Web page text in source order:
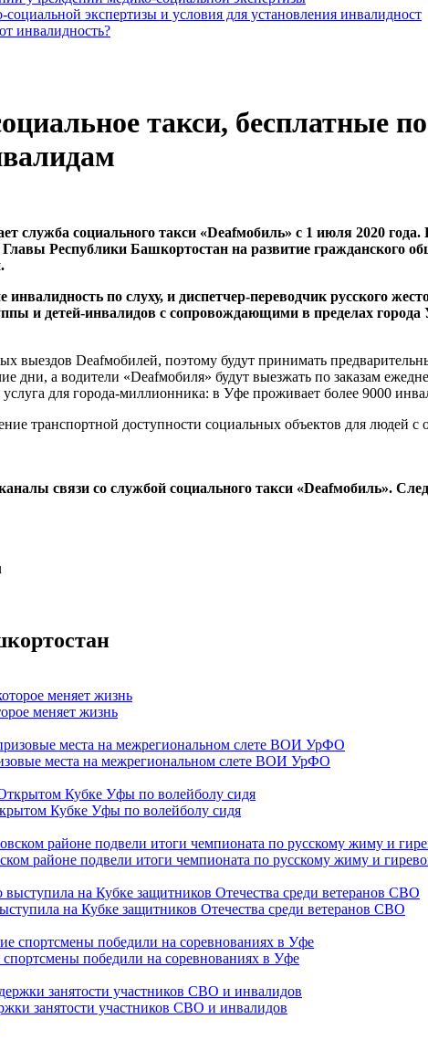
экспертизы и условия для установления инвалидност
инвалидность?
такси, бесплатные
служба социального такси «Deafмобиль» с 1 июля 2020
Республики Башкортостан на развитие гражданского
по слуху, и диспетчер-переводчик русского
и детей-инвалидов с сопровождающими в пределах города
выездов Deafмобилей, поэтому будут принимать
дни, а водители «Deafмобиля» будут выезжать по заказам
для города-миллионника: в Уфе проживает более 9000
транспортной доступности социальных объектов для людей с
связи со службой социального такси «Deafмобиль».
меняет жизнь
места на межрегиональном слете ВОИ УрФО
Кубке Уфы по волейболу сидя
районе подвели итоги чемпионата по русскому жиму и
на Кубке защитников Отечества среди ветеранов СВО
спортсмены победили на соревнованиях в Уфе
занятости участников СВО и инвалидов